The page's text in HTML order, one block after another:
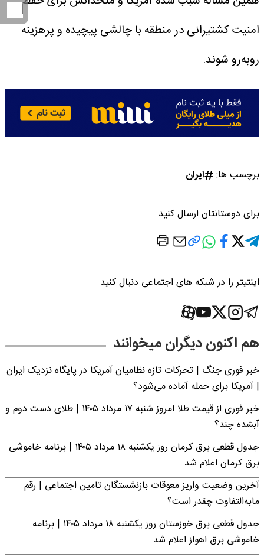
امنیت کشتیرانی در منطقه با چالشی پیچیده و پرهزینه
روبه‌رو شوند.
برچسب ها: ایران
برای دوستانتان ارسال کنید
اینتیتر را در شبکه های اجتماعی دنبال کنید
هم اکنون دیگران میخوانند
خبر فوری جنگ | تحرکات تازه نظامیان آمریکا در پایگاه نزدیک ایران
| آمریکا برای حمله آماده می‌شود؟
خبر فوری از قیمت طلا امروز شنبه ۱۷ مرداد ۱۴۰۵ | طلای دست دوم و
آبشده چند؟
جدول قطعی برق کرمان روز یکشنبه ۱۸ مرداد ۱۴۰۵ | برنامه خاموشی
برق کرمان اعلام شد
آخرین وضعیت واریز معوقات بازنشستگان تامین اجتماعی | رقم
مابه‌التفاوت چقدر است؟
جدول قطعی برق خوزستان روز یکشنبه ۱۸ مرداد ۱۴۰۵ | برنامه
خاموشی برق اهواز اعلام شد